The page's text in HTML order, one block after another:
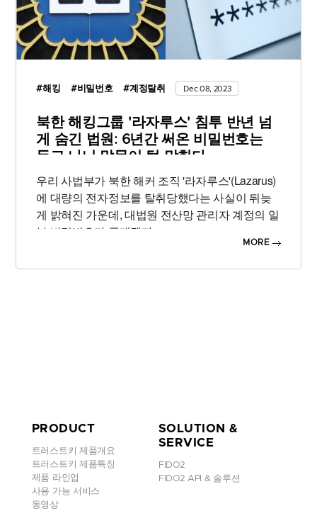
#해킹 #비밀번호 #계정탈취 Dec 08, 2023
북한 해킹그룹 '라자루스' 침투 반년 넘
게 숨긴 법원: 6년간 써온 비밀번호는
듣고 나니 말문이 턱 막힌다
우리 사법부가 북한 해커 조직 '라자루스'(Lazarus)
에 대량의 전자정보를 탈취당했다는 사실이 뒤늦
게 밝혀진 가운데, 대법원 전산망 관리자 계정의 일
부 비밀번호가 공개됐다.
5일 노컷뉴스에 따르면 라자루스 악성코드에 침해
앞서 매체는 지난 30일 라자루스가 작년부터 올해
초까지 사법부 전산망에 침투해 최소 수십GB에서
최대 수백GB 이상의 내부 전자정보를 빼갔으며,
그 안에는 민·형사소송 당사자들의 개인정보와 재
산관계 서류, 기업 기밀과 국가 안보정보 등이 담겼
MORE
PRODUCT
트러스트키 제품개요
트러스트키 제품특징
제품 라인업
사용 가능 서비스
동영상
SOLUTION &
SERVICE
FIDO2
FIDO2 API & 솔루션